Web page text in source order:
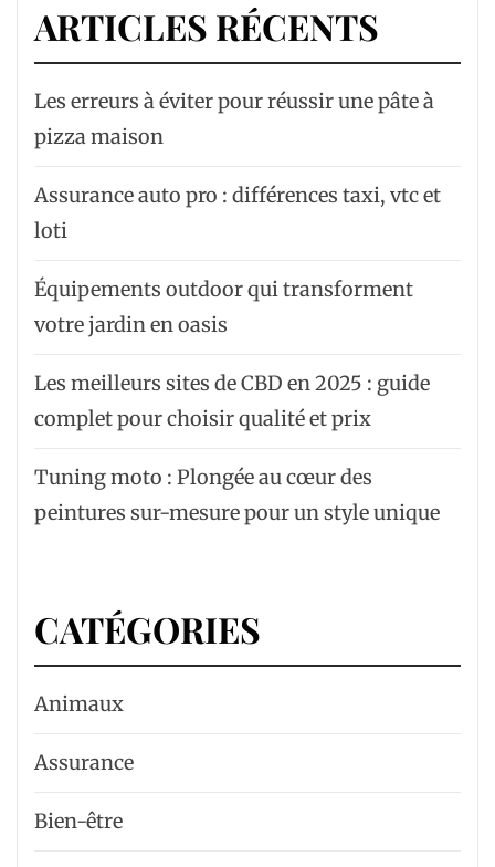
ARTICLES RÉCENTS
Les erreurs à éviter pour réussir une pâte à
pizza maison
Assurance auto pro : différences taxi, vtc et
loti
Équipements outdoor qui transforment
votre jardin en oasis
Les meilleurs sites de CBD en 2025 : guide
complet pour choisir qualité et prix
Tuning moto : Plongée au cœur des
peintures sur-mesure pour un style unique
CATÉGORIES
Animaux
Assurance
Bien-être